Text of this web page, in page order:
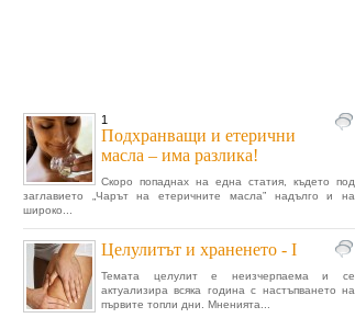
1
Подхранващи и етерични
масла – има разлика!
Скоро попаднах на една статия, където под
заглавието „Чарът на етеричните масла” надълго и на
широко...
Целулитът и храненето - I
Темата целулит е неизчерпаема и се
актуализира всяка година с настъпването на
първите топли дни. Мненията...